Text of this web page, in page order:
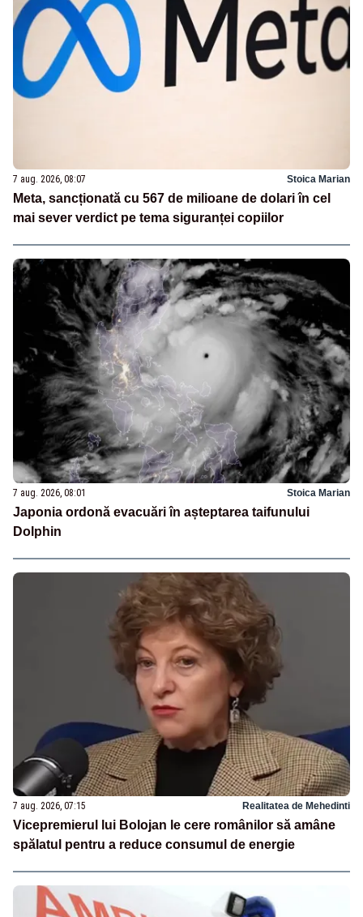
7 aug. 2026, 08:07 Stoica Marian
Meta, sancționată cu 567 de milioane de dolari în cel
mai sever verdict pe tema siguranței copiilor
7 aug. 2026, 08:01 Stoica Marian
Japonia ordonă evacuări în așteptarea taifunului
Dolphin
7 aug. 2026, 07:15 Realitatea de Mehedinti
Vicepremierul lui Bolojan le cere românilor să amâne
spălatul pentru a reduce consumul de energie